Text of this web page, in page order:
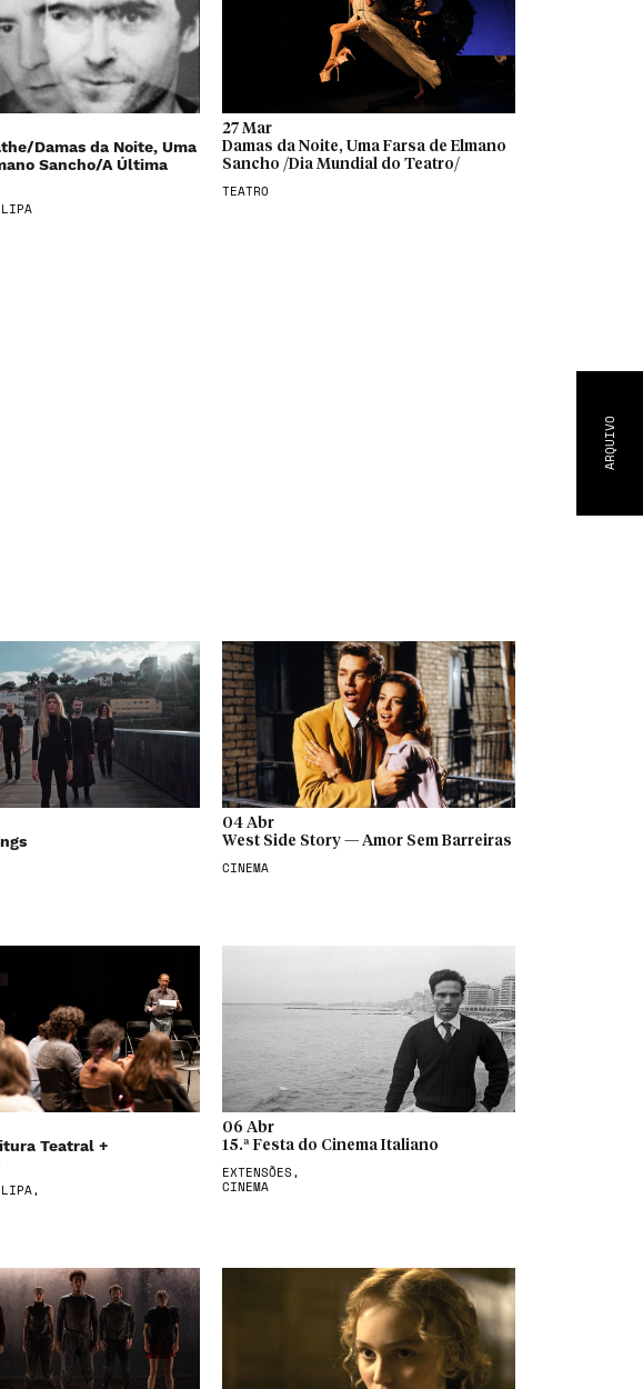
ARQUIVO
Damas da Noite, Uma
Sancho/A Última
LIPA
27 Mar
Damas da Noite, Uma Farsa de Elmano
Sancho /Dia Mundial do Teatro/
TEATRO
04 Abr
West Side Story — Amor Sem Barreiras
CINEMA
Teatral +
LIPA,
06 Abr
15.ª Festa do Cinema Italiano
EXTENSÕES,
CINEMA